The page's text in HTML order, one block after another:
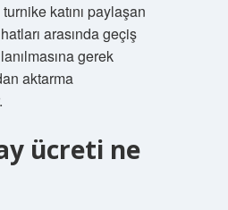
turnike katını paylaşan
arasında geçiş
gerek
aktarma
ücreti ne